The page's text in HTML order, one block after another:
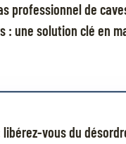
professionnel de
: une solution clé en
libérez-vous du